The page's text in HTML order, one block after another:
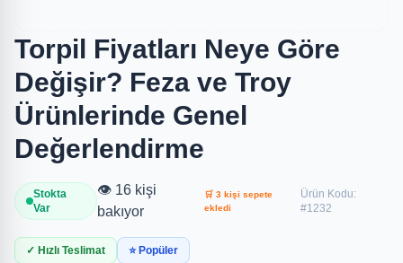
Torpil Fiyatları Neye Göre
Değişir? Feza ve Troy
Ürünlerinde Genel
Değerlendirme
Stokta
Var
👁️ 16 kişi
bakıyor
🛒 3 kişi sepete
ekledi
Ürün Kodu:
#1232
✓ Hızlı Teslimat ⭐ Popüler